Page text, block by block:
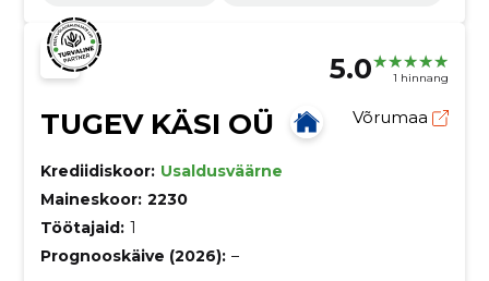
5.0 1 hinnang
TUGEV KÄSI OÜ Võrumaa
Krediidiskoor: Usaldusväärne
Maineskoor: 2230
Töötajaid: 1
Prognooskäive (2026): –